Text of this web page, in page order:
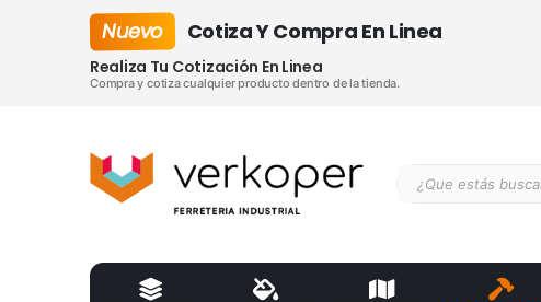
Nuevo Cotiza Y Compra En Linea
Realiza Tu Cotización En Linea
Compra y cotiza cualquier producto dentro de la tienda.